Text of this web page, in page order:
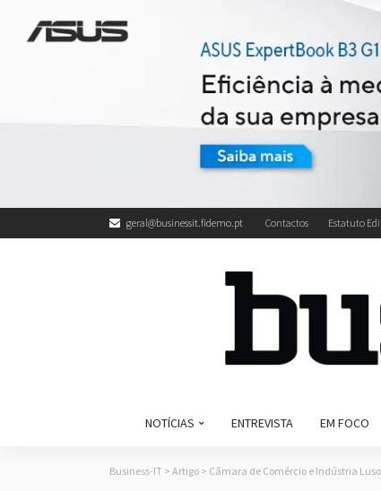
geral@businessit.fidemo.pt Contactos Estatuto
NOTÍCIAS ENTREVISTA EM FOCO
Business-IT > Artigo > Câmara de Comércio e Indústria